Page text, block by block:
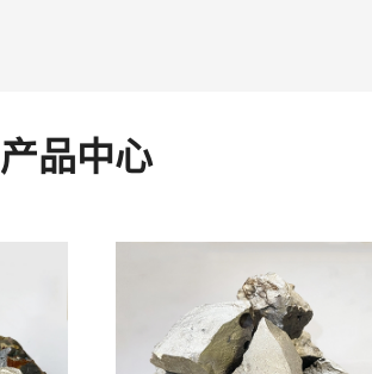
产品中心